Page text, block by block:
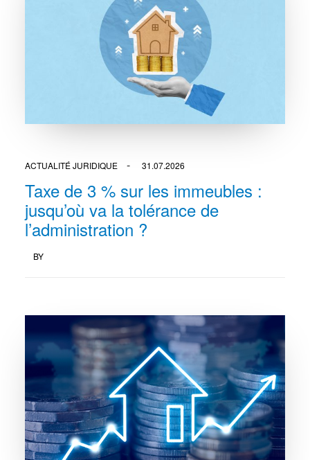
ACTUALITÉ JURIDIQUE 31.07.2026
Taxe de 3 % sur les immeubles :
jusqu’où va la tolérance de
l’administration ?
BY